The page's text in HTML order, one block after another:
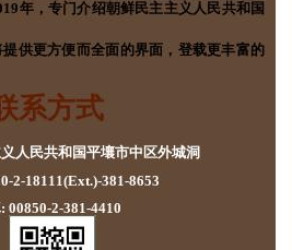
年，专门介绍朝鲜民主主义人民共和国
提供更方便而全面的界面，登载更丰富的
系方式
人民共和国平壤市中区外城洞
2-18111(Ext.)-381-8653
00850-2-381-4410